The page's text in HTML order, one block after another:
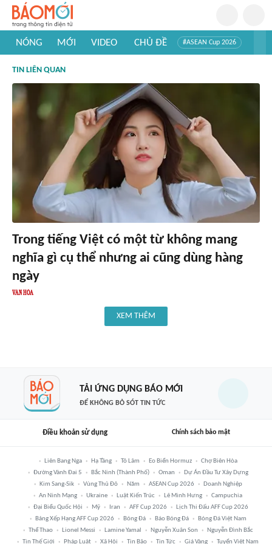
NÓNG MỚI VIDEO CHỦ ĐỀ #ASEAN Cup 2026
#Khám phá thế giới
TIN LIÊN QUAN
Trong tiếng Việt có một từ không mang
nghĩa gì cụ thể nhưng ai cũng dùng hàng
ngày
XEM THÊM
TẢI ỨNG DỤNG BÁO MỚI
ĐỂ KHÔNG BỎ SÓT TIN TỨC
Điều khoản sử dụng Chính sách bảo mật
Liên Bang Nga Hạ Tầng Tô Lâm Eo Biển Hormuz
Chợ Biên Hòa
Đường Vành Đai 5
Bắc Ninh (thành Phố) Oman
Dự Án Đầu Tư Xây Dựng
Kim Sang-Sik
Vùng Thủ Đô Năm ASEAN Cup 2026
Doanh Nghiệp
An Ninh Mạng
Ukraine Luật Kiến Trúc Lê Minh Hưng
Campuchia
Đại Biểu Quốc Hội
Mỹ Iran AFF Cup 2026
Lịch Thi Đấu AFF Cup 2026
Bảng Xếp Hạng AFF Cup 2026
Bóng Đá Báo Bóng Đá
Bóng Đá Việt Nam
Thể Thao
Lionel Messi Lamine Yamal Nguyễn Xuân Son
Nguyễn Đình Bắc
Tin Thế Giới
Pháp Luật Xã Hội Tin Bão Tin Tức Giá Vàng Tuyển Việt Nam